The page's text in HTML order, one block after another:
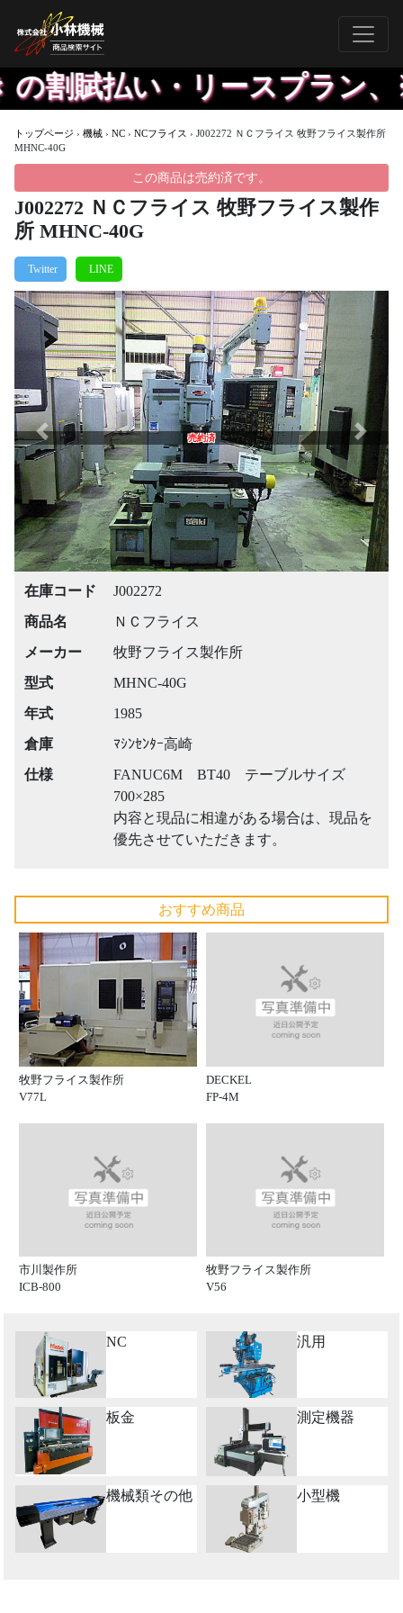
払い・リースプラン、※
トップページ › 機械 › NC › NCフライス › J002272 ＮＣフライス 牧野フライス製作所
MHNC-40G
この商品は売約済です。
J002272 ＮＣフライス 牧野フライス製作
所 MHNC-40G
売約済
Previous Next
在庫コード
J002272
商品名
ＮＣフライス
メーカー
牧野フライス製作所
型式
MHNC-40G
年式
1985
倉庫
ﾏｼﾝｾﾝﾀｰ高崎
仕様
FANUC6M BT40 テーブルサイズ
700×285
内容と現品に相違がある場合は、現品を
優先させていただきます。
おすすめ商品
牧野フライス製作所
V77L
DECKEL
FP-4M
市川製作所
ICB-800
牧野フライス製作所
V56
NC 汎用
板金 測定機器
機械類その他 小型機